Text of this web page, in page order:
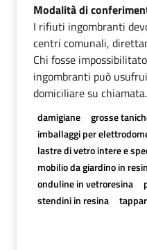
Modalità di
I rifiuti ingombranti
centri comunali,
Chi fosse
ingombranti può
domiciliare su chiamata.
damigiane
grosse
imballaggi per
lastre di vetro intere e
mobilio da giardino in
onduline in vetroresina
stendini in resina